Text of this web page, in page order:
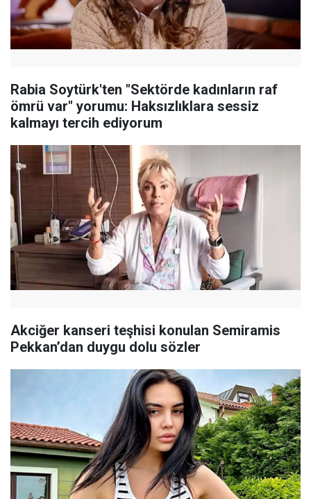
Rabia Soytürk'ten "Sektörde kadınların raf
ömrü var" yorumu: Haksızlıklara sessiz
kalmayı tercih ediyorum
Akciğer kanseri teşhisi konulan Semiramis
Pekkan’dan duygu dolu sözler